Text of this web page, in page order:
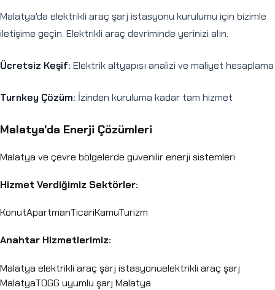
Malatya'da elektrikli araç şarj istasyonu kurulumu için bizimle
iletişime geçin. Elektrikli araç devriminde yerinizi alın.
Ücretsiz Keşif: Elektrik altyapısı analizi ve maliyet hesaplama
Turnkey Çözüm: İzinden kuruluma kadar tam hizmet
Malatya'da Enerji Çözümleri
Malatya ve çevre bölgelerde güvenilir enerji sistemleri
Hizmet Verdiğimiz Sektörler:
KonutApartmanTicariKamuTurizm
Anahtar Hizmetlerimiz:
Malatya elektrikli araç şarj istasyonuelektrikli araç şarj
MalatyaTOGG uyumlu şarj Malatya